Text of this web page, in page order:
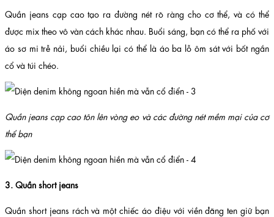
Quần jeans cạp cao tạo ra đường nét rõ ràng cho cơ thể, và có thể
được mix theo vô vàn cách khác nhau. Buổi sáng, bạn có thể ra phố với
áo sơ mi trễ nải, buổi chiều lại có thể là áo ba lỗ ôm sát với bốt ngắn
cổ và túi chéo.
Quần jeans cạp cao tôn lên vòng eo và các đường nét mềm mại của cơ
thể bạn
3. Quần short jeans
Quần short jeans rách và một chiếc áo điệu với viền đăng ten giữ bạn